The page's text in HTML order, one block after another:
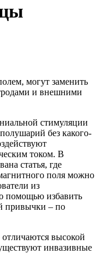
могут заменить
и внешними
стимуляции
без какого-
током. В
статья, где
поля можно
из
помощью избавить
привычки – по
высокой
инвазивные